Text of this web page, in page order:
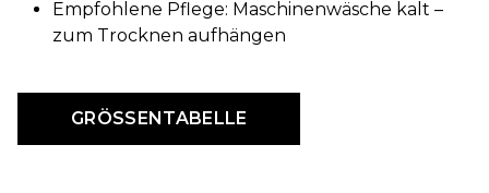
Empfohlene Pflege: Maschinenwäsche kalt –
zum Trocknen aufhängen
GRÖSSENTABELLE